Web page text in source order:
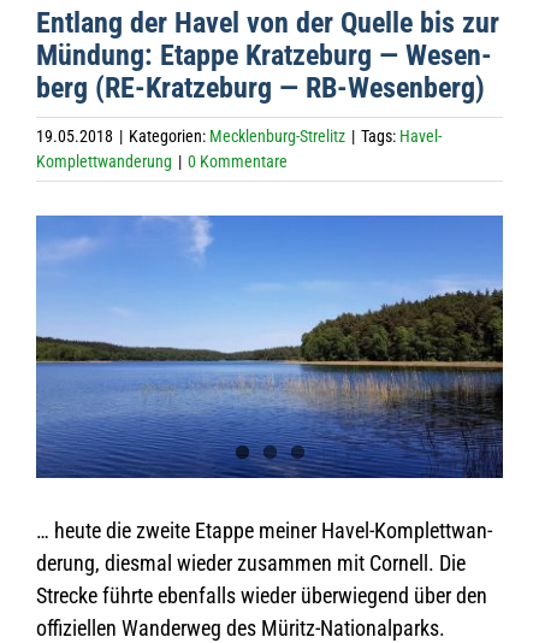
Ent­lang der Havel von der Quelle bis zur
Mün­dung: Etappe Krat­ze­burg — Wesen­
berg (RE-Krat­ze­burg — RB-Wesenberg)
19.05.2018 | Kategorien: Mecklenburg-Strelitz | Tags: Havel-
Komplettwanderung | 0 Kommentare
… heute die zweite Etappe mei­ner Havel-Kom­plett­wan­
de­rung, dies­mal wie­der zusam­men mit Cor­nell. Die
Stre­cke führte eben­falls wie­der über­wie­gend über den
offi­zi­el­len Wan­der­weg des Müritz-Nationalparks.